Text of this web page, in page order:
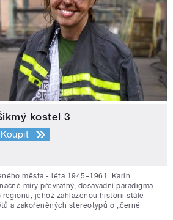
kostel 3
Koupit
města - léta 1945–1961. Karin
míry převratný, dosavadní paradigma
jehož zahlazenou historii stále
a zakořeněných stereotypů o „černé